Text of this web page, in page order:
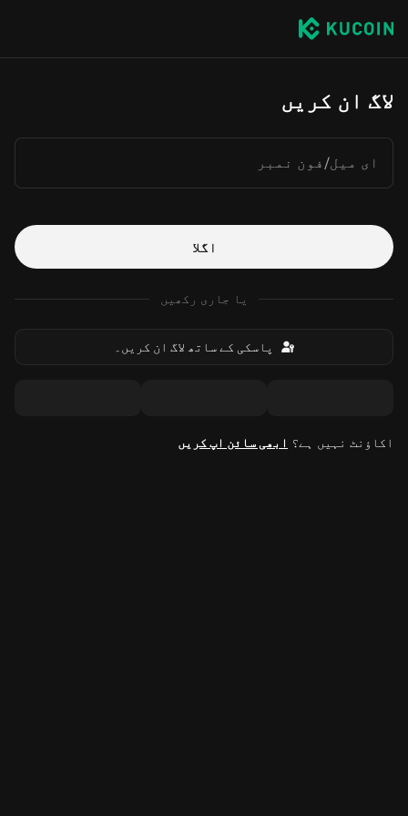
لاگ ان کریں
ای میل/فون نمبر
اگلا
یا جاری رکھیں
پاسکی کے ساتھ لاگ ان کریں۔
اکاؤنٹ نہیں ہے؟ ابھی سائن اپ کریں